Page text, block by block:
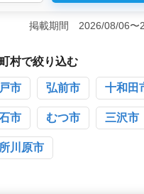
国産ディーラーでの自動車整
般、車検対応、定期点検、一
取り付けなど、あらゆる技術
しょう。 ＜中高年の活躍＞
し、その経験を大いに活かせ
の方は特に歓迎しています。
が整っており、安心して働け
い環境＞ 充実の年間休日
よる柔軟な休暇取得で、月10
イフバランスを重視していま
で、安定した雇用環境を提供
掲載期間 2026/08/06〜
村で絞り込む
市 弘前市 十和田
市 むつ市 三沢市
川原市